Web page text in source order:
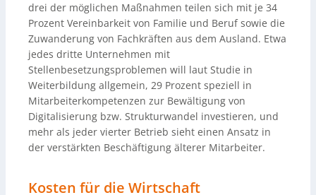
drei der möglichen Maßnahmen teilen sich mit je 34
Prozent Vereinbarkeit von Familie und Beruf sowie die
Zuwanderung von Fachkräften aus dem Ausland. Etwa
jedes dritte Unternehmen mit
Stellenbesetzungsproblemen will laut Studie in
Weiterbildung allgemein, 29 Prozent speziell in
Mitarbeiterkompetenzen zur Bewältigung von
Digitalisierung bzw. Strukturwandel investieren, und
mehr als jeder vierter Betrieb sieht einen Ansatz in
der verstärkten Beschäftigung älterer Mitarbeiter.
Kosten für die Wirtschaft